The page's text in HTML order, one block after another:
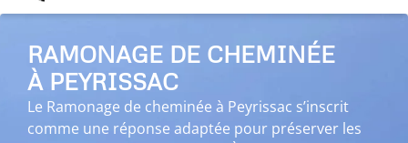
RAMONAGE DE CHEMINÉE
À PEYRISSAC
Le Ramonage de cheminée à Peyrissac s’inscrit
comme une réponse adaptée pour préserver les